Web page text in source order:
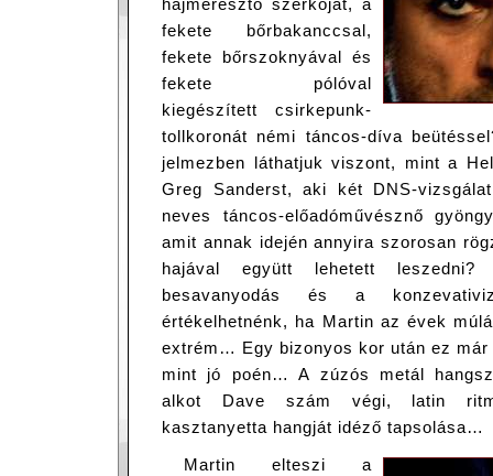
fekete bőrbakanccsal,
fekete bőrszoknyával és
fekete pólóval
kiegészített csirkepunk-
tollkoronát némi táncos-díva
jelmezben láthatjuk viszont, mint a
Greg Sanderst, aki két DNS-
neves táncos-előadóművésznő
amit annak idején annyira szorosan
hajával együtt lehetett
besavanyodás és a
értékelhetnénk, ha Martin az évek
extrém… Egy bizonyos kor után ez
mint jó poén… A zúzós metál
alkot Dave szám végi, latin
kasztanyetta hangját idéző tapsolása…
Martin elteszi a